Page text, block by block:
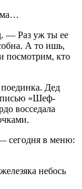
— Раз уж ты ее
А то ишь,
посмотрим, кто
Дед
«Шеф-
восседала
сегодня в меню:
небось